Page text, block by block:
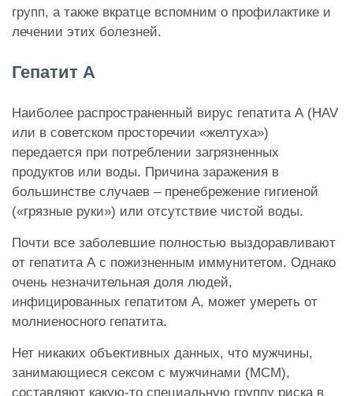
групп, а также вкратце вспомним о профилактике и
лечении этих болезней.
Гепатит А
Наиболее распространенный вирус гепатита А (HAV
или в советском просторечии «желтуха»)
передается при потреблении загрязненных
продуктов или воды. Причина заражения в
большинстве случаев – пренебрежение гигиеной
(«грязные руки») или отсутствие чистой воды.
Почти все заболевшие полностью выздоравливают
от гепатита А с пожизненным иммунитетом. Однако
очень незначительная доля людей,
инфицированных гепатитом А, может умереть от
молниеносного гепатита.
Нет никаких объективных данных, что мужчины,
занимающиеся сексом с мужчинами (МСМ),
составляют какую-то специальную группу риска в